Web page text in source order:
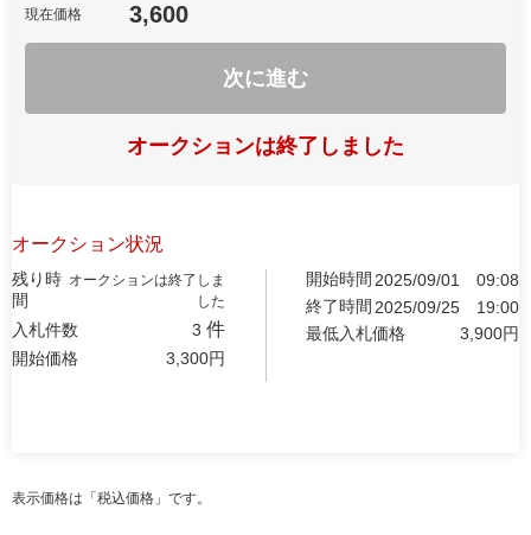
現在価格 3,600
次に進む
オークションは終了しました
オークション状況
残り時
間
オークションは終了しま
した
入札件数 3 件
開始価格 3,300円
開始時間 2025/09/01
09:08
終了時間 2025/09/25
19:00
最低入札価格
3,900円
表示価格は「税込価格」です。